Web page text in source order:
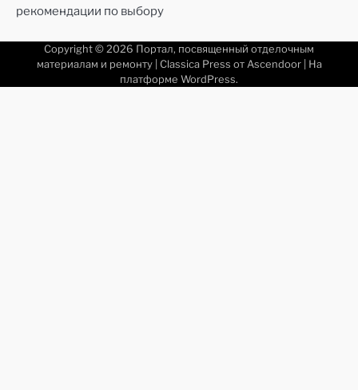
рекомендации по выбору
Copyright © 2026 Портал, посвященный отделочным
материалам и ремонту| Classica Press от Ascendoor| На
платформе WordPress.